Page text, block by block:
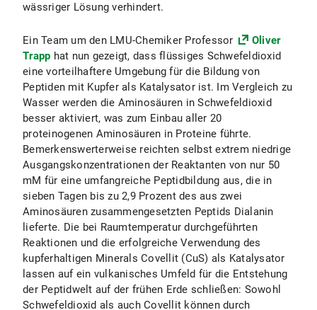
wässriger Lösung verhindert.
Ein Team um den LMU-Chemiker Professor
Oliver
Trapp hat nun gezeigt, dass flüssiges Schwefeldioxid
eine vorteilhaftere Umgebung für die Bildung von
Peptiden mit Kupfer als Katalysator ist. Im Vergleich zu
Wasser werden die Aminosäuren in Schwefeldioxid
besser aktiviert, was zum Einbau aller 20
proteinogenen Aminosäuren in Proteine führte.
Bemerkenswerterweise reichten selbst extrem niedrige
Ausgangskonzentrationen der Reaktanten von nur 50
mM für eine umfangreiche Peptidbildung aus, die in
sieben Tagen bis zu 2,9 Prozent des aus zwei
Aminosäuren zusammengesetzten Peptids Dialanin
lieferte. Die bei Raumtemperatur durchgeführten
Reaktionen und die erfolgreiche Verwendung des
kupferhaltigen Minerals Covellit (CuS) als Katalysator
lassen auf ein vulkanisches Umfeld für die Entstehung
der Peptidwelt auf der frühen Erde schließen: Sowohl
Schwefeldioxid als auch Covellit können durch